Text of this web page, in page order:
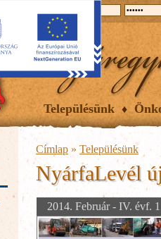
Településünk
Címlap » Településünk
NyárfaLevél
2014. Február - IV. évf.